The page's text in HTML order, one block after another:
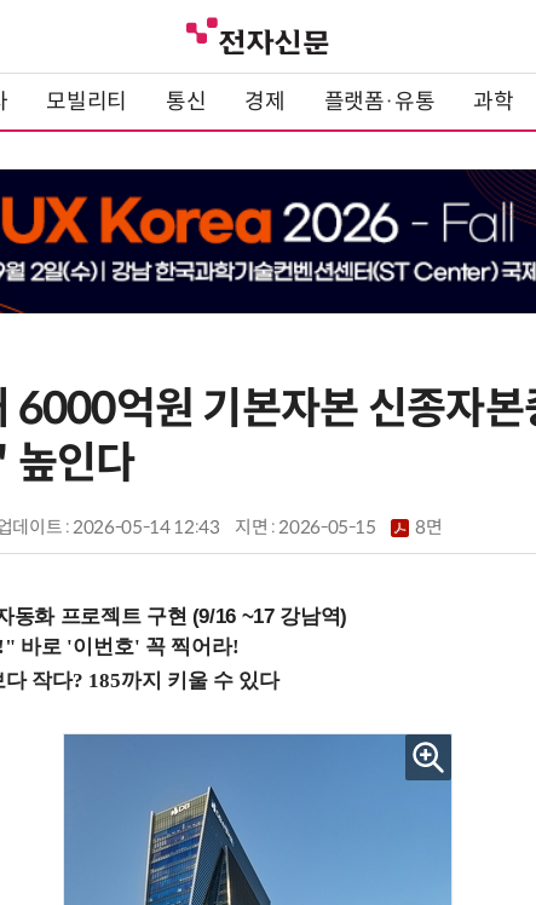
모빌리티 통신 경제 플랫폼·유통 과학
6000억원 기본자본 신종자본
인다
데이트 : 2026-05-14 12:43 지면 :2026-05-15 8면
동화 프로젝트 구현 (9/16 ~17 강남역)